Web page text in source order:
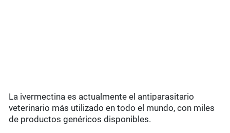
La ivermectina es actualmente el antiparasitario
veterinario más utilizado en todo el mundo, con miles
de productos genéricos disponibles.